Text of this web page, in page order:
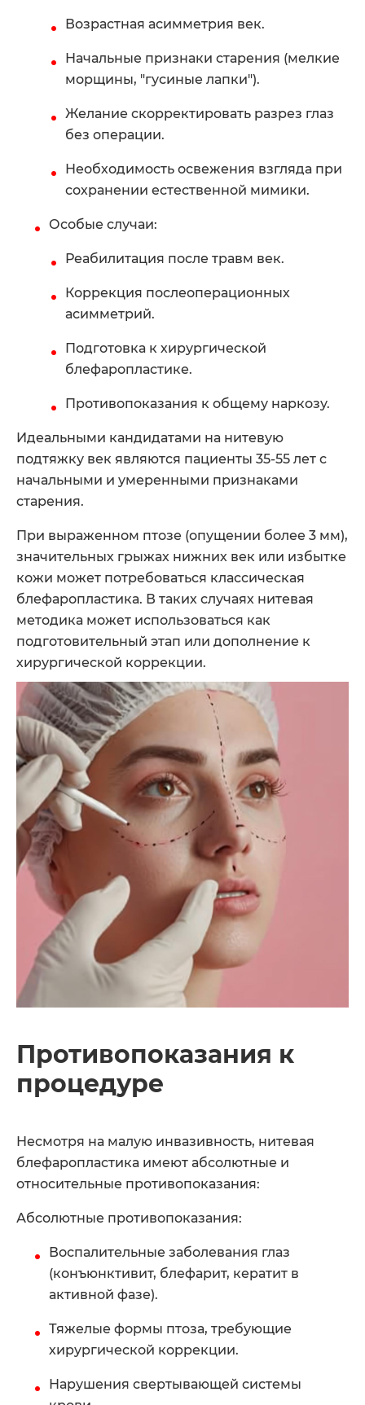
Возрастная асимметрия век.
Начальные признаки старения (мелкие
морщины, "гусиные лапки").
Желание скорректировать разрез глаз
без операции.
Необходимость освежения взгляда при
сохранении естественной мимики.
Особые случаи:
Реабилитация после травм век.
Коррекция послеоперационных
асимметрий.
Подготовка к хирургической
блефаропластике.
Противопоказания к общему наркозу.
Идеальными кандидатами на нитевую
подтяжку век являются пациенты 35-55 лет с
начальными и умеренными признаками
старения.
При выраженном птозе (опущении более 3 мм),
значительных грыжах нижних век или избытке
кожи может потребоваться классическая
блефаропластика. В таких случаях нитевая
методика может использоваться как
подготовительный этап или дополнение к
хирургической коррекции.
Противопоказания к
процедуре
Несмотря на малую инвазивность, нитевая
блефаропластика имеют абсолютные и
относительные противопоказания:
Абсолютные противопоказания:
Воспалительные заболевания глаз
(конъюнктивит, блефарит, кератит в
активной фазе).
Тяжелые формы птоза, требующие
хирургической коррекции.
Нарушения свертывающей системы